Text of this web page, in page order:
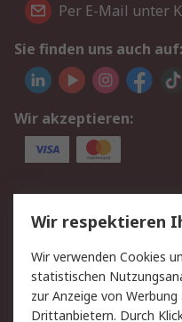
Per E-Mail unter
Sie finden uns auch auf:
Wir akzeptieren:
Service
Value Added Services
Rücksendungen
Hilfe
Wir respektieren
Wir verwenden Cookies
statistischen
zur Anzeige von
Drittanbietern. Durch